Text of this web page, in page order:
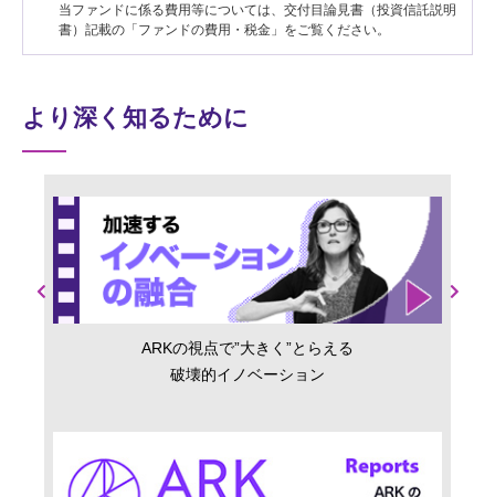
当ファンドに係る費用等については、交付目論見書（投資信託説明
書）記載の「ファンドの費用・税金」をご覧ください。
より深く知るために
Previous
ARKの視点で”大きく”とらえる
破壊的イノベーション
Next